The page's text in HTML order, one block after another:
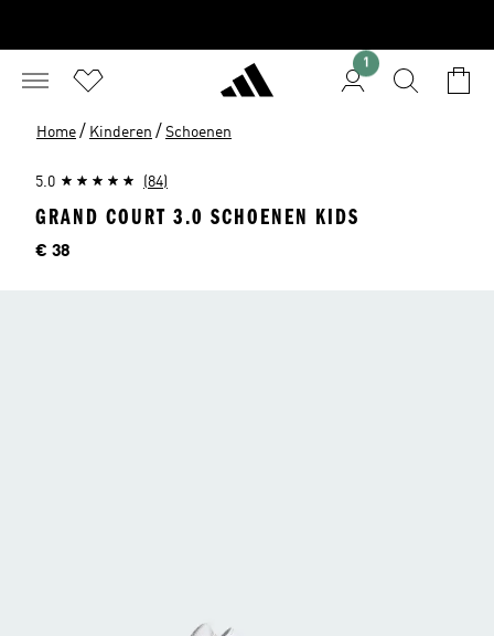
1
Home / Kinderen / Schoenen
5.0 (84)
GRAND COURT 3.0 SCHOENEN KIDS
Price
€ 38